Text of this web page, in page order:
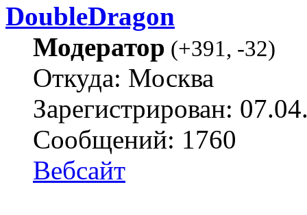
DoubleDragon
Модератор (+391, -32)
Откуда: Москва
Зарегистрирован:
Сообщений: 1760
Вебсайт